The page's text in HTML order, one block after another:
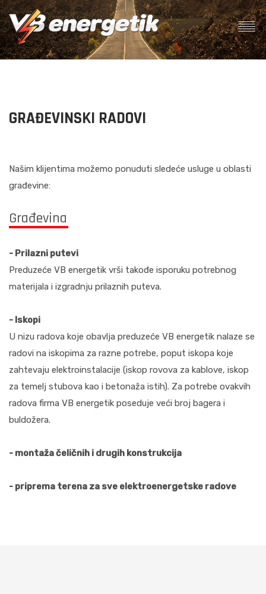
GRAĐEVINSKI RADOVI
Našim klijentima možemo ponuduti sledeće usluge u oblasti
građevine:
Građevina
- Prilazni putevi
Preduzeće VB energetik vrši takođe isporuku potrebnog
materijala i izgradnju prilaznih puteva.
- Iskopi
U nizu radova koje obavlja preduzeće VB energetik nalaze se
radovi na iskopima za razne potrebe, poput iskopa koje
zahtevaju elektroinstalacije (iskop rovova za kablove, iskop
za temelj stubova kao i betonaža istih). Za potrebe ovakvih
radova firma VB energetik poseduje veći broj bagera i
buldožera.
- montaža čeličnih i drugih konstrukcija
- priprema terena za sve elektroenergetske radove